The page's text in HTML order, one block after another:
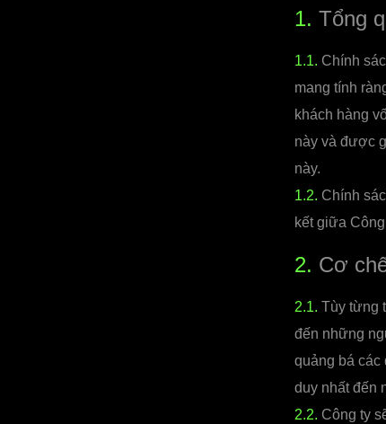
1. Tổng
1.1. Chính
mang tính
khách hàng
này và được
này.
1.2. Chính
kết giữa
2. Cơ
2.1. Tùy từng
đến những
quảng bá các
duy nhất đến
2.2. Công ty